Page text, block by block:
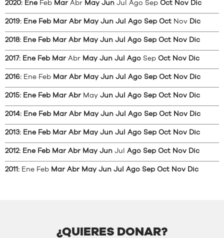
2020: Ene Feb Mar Abr May Jun Jul Ago Sep Oct Nov Dic
2019: Ene Feb Mar Abr May Jun Jul Ago Sep Oct Nov Dic
2018: Ene Feb Mar Abr May Jun Jul Ago Sep Oct Nov Dic
2017: Ene Feb Mar Abr May Jun Jul Ago Sep Oct Nov Dic
2016: Ene Feb Mar Abr May Jun Jul Ago Sep Oct Nov Dic
2015: Ene Feb Mar Abr May Jun Jul Ago Sep Oct Nov Dic
2014: Ene Feb Mar Abr May Jun Jul Ago Sep Oct Nov Dic
2013: Ene Feb Mar Abr May Jun Jul Ago Sep Oct Nov Dic
2012: Ene Feb Mar Abr May Jun Jul Ago Sep Oct Nov Dic
2011: Ene Feb Mar Abr May Jun Jul Ago Sep Oct Nov Dic
¿QUIERES DONAR?